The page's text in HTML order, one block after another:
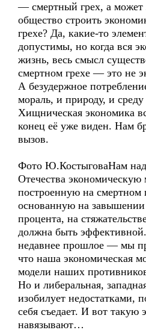
— смертный грех, а может
общество строить
грехе? Да, какие-то
допустимы, но когда вся
жизнь, весь смысл
смертном грехе — это не
А безудержное
мораль, и природу, и
Хищническая экономика
конец её уже виден. Нам
вызов.
Фото Ю.КостыговаНам
Отечества экономическую
построенную на смертном
основанную на завышении
процента, на
должна быть
недавнее прошлое — мы
что наша экономическая
модели наших
Но и либеральная,
изобилует недостатками,
себя съедает. И вот такую
навязывают…